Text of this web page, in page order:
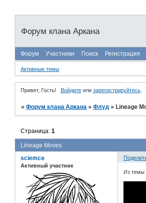
Форум клана Аркана
Форум Участники Поиск Регистрация
Активные темы
Привет, Гость! Войдитеили зарегистрируйтесь.
»Форум клана Аркана »Флуд » Lineage
Lineage Moves
Страница:1
sciemce
Активный участник
Из темы